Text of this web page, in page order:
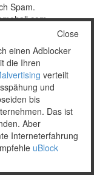
Spam.
Close
einen Adblocker
die Ihren
verteilt
und
bis
Das ist
Aber
Interneterfahrung
uBlock